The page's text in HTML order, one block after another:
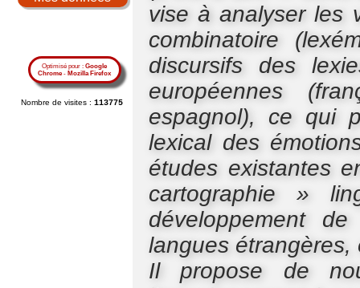
Optimisé pour : Google
Chrome- Mozilla Firefox
Nombre de visites :113775
vise à analyser les
combinatoire
discursifs des
européennes
espagnol), ce qui
lexical des
études existantes
cartographie »
développement
langues étrangères,
Il propose de